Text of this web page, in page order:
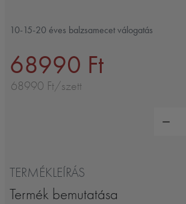
10-15-20 éves balzsamecet válogatás
68990 Ft
68990 Ft/szett
TERMÉKLEÍRÁS
Termék bemutatása